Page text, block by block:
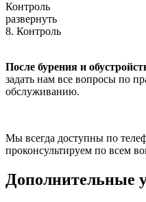
Контроль
развернуть
8. Контроль
После бурения и
задать нам все вопросы по
обслуживанию.
Мы всегда доступны по
проконсультируем по всем
Дополнительные